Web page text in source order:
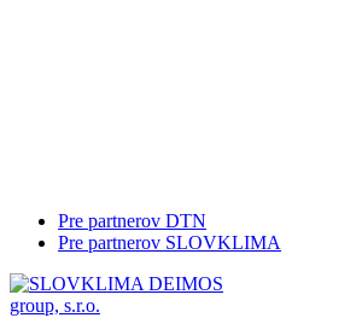
Pre partnerov DTN
Pre partnerov SLOVKLIMA